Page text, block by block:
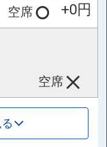
空席
+0円
空席